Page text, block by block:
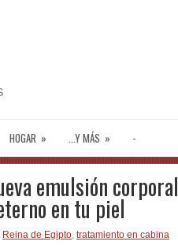
HOGAR » ...Y MÁS » -
emulsión corporal
en tu piel
Reina de Egipto, tratamiento en cabina